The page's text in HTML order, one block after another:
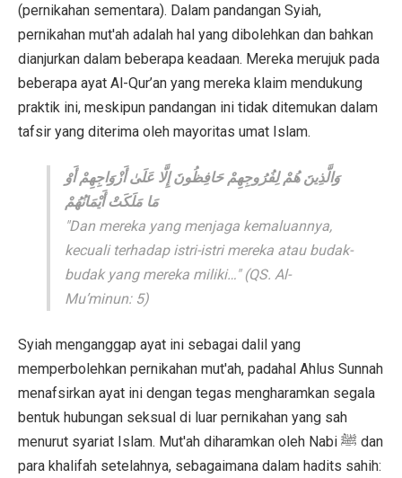
(pernikahan sementara). Dalam pandangan Syiah,
pernikahan mut'ah adalah hal yang dibolehkan dan bahkan
dianjurkan dalam beberapa keadaan. Mereka merujuk pada
beberapa ayat Al-Qur’an yang mereka klaim mendukung
praktik ini, meskipun pandangan ini tidak ditemukan dalam
tafsir yang diterima oleh mayoritas umat Islam.
وَالَّذِينَ هُمْ لِفُرُوجِهِمْ حَافِظُونَ إِلَّا عَلَىٰ أَزْوَاجِهِمْ أَوْ
مَا مَلَكَتْ أَيْمَانُهُمْ
"Dan mereka yang menjaga kemaluannya,
kecuali terhadap istri-istri mereka atau budak-
budak yang mereka miliki…"(QS. Al-
Mu’minun: 5)
Syiah menganggap ayat ini sebagai dalil yang
memperbolehkan pernikahan mut'ah, padahal Ahlus Sunnah
menafsirkan ayat ini dengan tegas mengharamkan segala
bentuk hubungan seksual di luar pernikahan yang sah
menurut syariat Islam. Mut'ah diharamkan oleh Nabi ﷺ dan
para khalifah setelahnya, sebagaimana dalam hadits sahih: